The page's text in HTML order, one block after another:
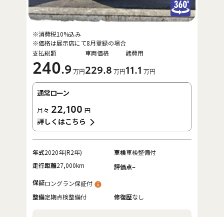
支払総額
240.9 万円
車両価格
229.8 万円
諸費用
11.1 万円
※消費税10%込み
※価格は展示店にて8月登録の場合
通常ローン
月々 22,100 円
詳しくはこちら
年式2020年(R2年) 車検車検整備付
走行距離27,000km 評価点-
保証ロングラン保証付
整備定期点検整備付 修復歴なし